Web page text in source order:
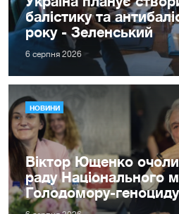
балістику та
року - Зеленський
6 серпня 2026
НОВИНИ
Віктор Ющенко
раду Національного
Голодомору-